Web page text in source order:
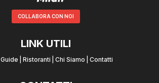
COLLABORA CON NOI
LINK UTILI
Guide Ristoranti Chi Siamo Contatti